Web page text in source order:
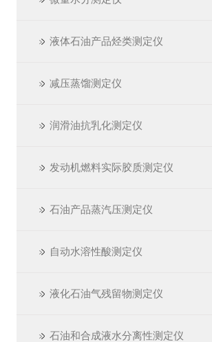
液体石油产品烃类测定仪
减压蒸馏测定仪
润滑油抗乳化测定仪
发动机燃料实际胶质测定仪
石油产品蒸汽压测定仪
自动水溶性酸测定仪
液化石油气残留物测定仪
石油和合成液水分离性测定仪